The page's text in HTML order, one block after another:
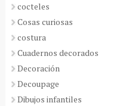
cocteles
Cosas curiosas
costura
Cuadernos decorados
Decoración
Decoupage
Dibujos infantiles